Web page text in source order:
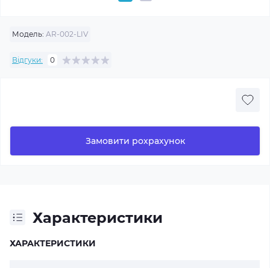
Модель: AR-002-LIV
Відгуки: 0
Замовити рохрахунок
Характеристики
ХАРАКТЕРИСТИКИ